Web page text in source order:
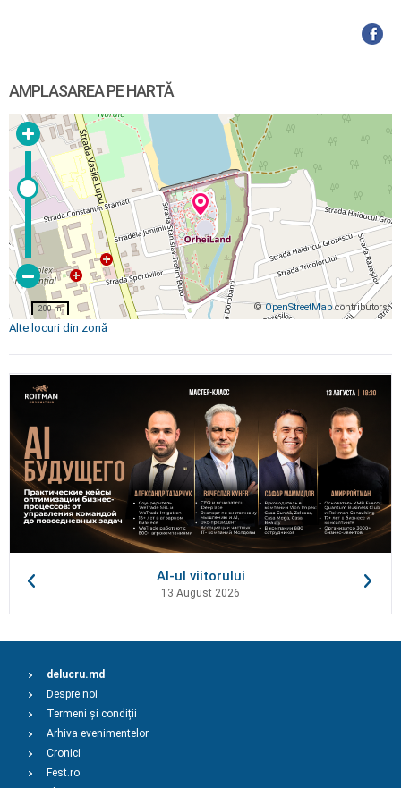
AMPLASAREA PE HARTĂ
©OpenStreetMapcontributors
200 m
Alte locuri din zonă
AI-ul viitorului
13 August 2026
delucru.md
Despre noi
Termeni și condiții
Arhiva evenimentelor
Cronici
Fest.ro